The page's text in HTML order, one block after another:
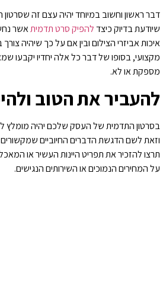
דבר ראשון וחשוב במיוחד יהיה עצם זה
שיודעת בדיוק כיצדלהפיק סרט תדמיתאשר
איכות אביזרי הצילום ובין אם על כך שיהיה
מקצועי, בסופו של דבר כל אלה יחדיו יקבעו
מספקת או לא.
להעביר את הטוב
בסרטון התדמית של העסק שלכם יהיה מומלץ
וזאת לשם הדגשת הדברים החיוביים
תרצו להזכיר את תפריט היינות העשיר או
על המחירים הנמוכים או השירותים הנגישים.